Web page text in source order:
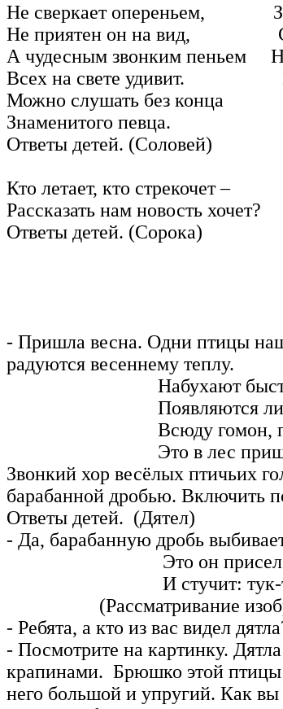
Не сверкает опереньем,
Не приятен он на вид,
А чудесным звонким пеньем
Всех на свете удивит.
Можно слушать без конца
Знаменитого певца. А
Ответы детей. (Соловей)
О себе
Кто летает, кто стрекочет –
Рассказать нам новость
Ответы детей. (Сорока)
Клювом я
Где тут,
Ответы
- Пришла весна. Одни птицы
радуются весеннему теплу.
Набухают быстро
Появляются
Всюду гомон,
Это в лес пришёл
Звонкий хор весёлых птичьих
барабанной дробью. Включить
Ответы детей. (Дятел)
- Да, барабанную дробь
Это он присел на
И стучит: тук-тук,
(Рассматривание
- Ребята, а кто из вас видел
- Посмотрите на картинку.
крапинами. Брюшко этой птицы
него большой и упругий. Как